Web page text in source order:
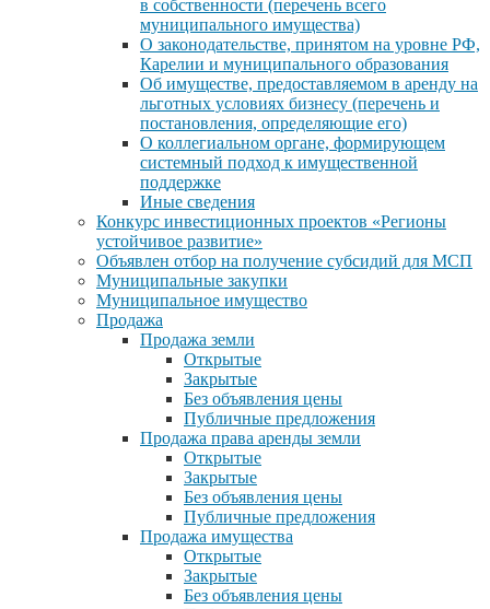
в собственности (перечень всего
муниципального имущества)
О законодательстве, принятом на уровне РФ,
Карелии и муниципального образования
Об имуществе, предоставляемом в аренду на
льготных условиях бизнесу (перечень и
постановления, определяющие его)
О коллегиальном органе, формирующем
системный подход к имущественной
поддержке
Иные сведения
Конкурс инвестиционных проектов «Регионы
устойчивое развитие»
Объявлен отбор на получение субсидий для МСП
Муниципальные закупки
Муниципальное имущество
Продажа
Продажа земли
Открытые
Закрытые
Без объявления цены
Публичные предложения
Продажа права аренды земли
Открытые
Закрытые
Без объявления цены
Публичные предложения
Продажа имущества
Открытые
Закрытые
Без объявления цены